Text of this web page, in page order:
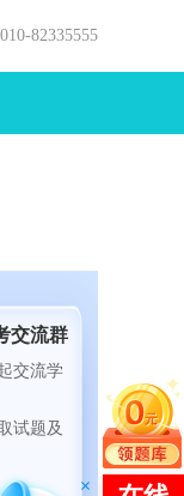
82335555
交流群
交流学
试题及